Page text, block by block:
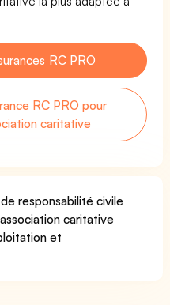
RC PRO
RC PRO pour
caritative
responsabilité civile
caritative
et